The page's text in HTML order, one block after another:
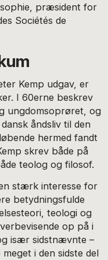
præsident for
Sociétés de
Kemp udgav, er
I 60erne beskrev
ungdomsoprøret, og
åndsliv til den
hermed fandt
skrev både på
teolog og filosof.
stærk interesse for
betydningsfulde
teologi og
op på i
især sidstnævnte –
i den sidste del